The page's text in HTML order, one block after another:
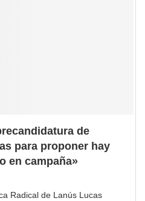
de
para proponer hay
en campaña»
Radical de Lanús Lucas